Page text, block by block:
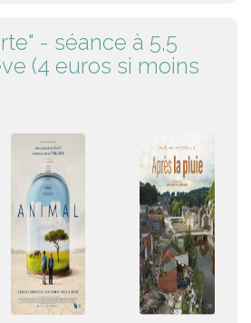
- séance à 5,5
(4 euros si moins